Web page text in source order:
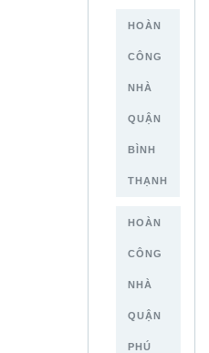
HOÀN
CÔNG
NHÀ
QUẬN
BÌNH
THẠNH
HOÀN
CÔNG
NHÀ
QUẬN
PHÚ